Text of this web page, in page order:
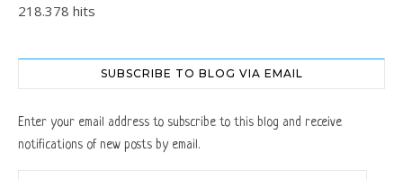
218.378 hits
SUBSCRIBE TO BLOG VIA EMAIL
Enter your email address to subscribe to this blog and receive
notifications of new posts by email.